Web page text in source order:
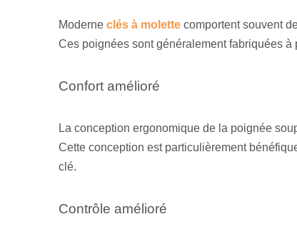
Moderne clés à molette comportent souvent
Ces poignées sont généralement fabriquées à
Confort amélioré
La conception ergonomique de la poignée
Cette conception est particulièrement
clé.
Contrôle amélioré